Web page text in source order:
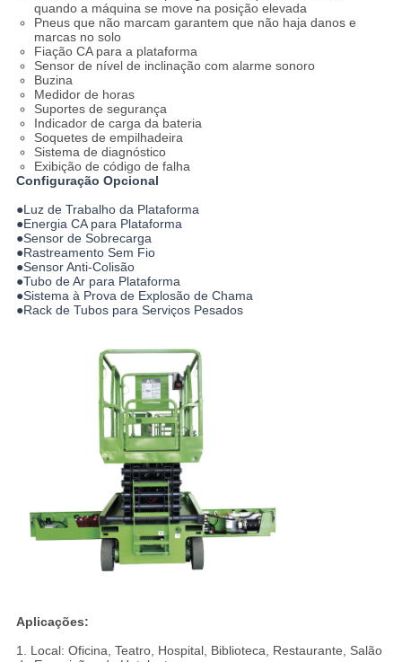
quando a máquina se move na posição elevada
Pneus que não marcam garantem que não haja danos e
marcas no solo
Fiação CA para a plataforma
Sensor de nível de inclinação com alarme sonoro
Buzina
Medidor de horas
Suportes de segurança
Indicador de carga da bateria
Soquetes de empilhadeira
Sistema de diagnóstico
Exibição de código de falha
Configuração Opcional
●Luz de Trabalho da Plataforma
●Energia CA para Plataforma
●Sensor de Sobrecarga
●Rastreamento Sem Fio
●Sensor Anti-Colisão
●Tubo de Ar para Plataforma
●Sistema à Prova de Explosão de Chama
●Rack de Tubos para Serviços Pesados
Aplicações:
1. Local: Oficina, Teatro, Hospital, Biblioteca, Restaurante, Salão